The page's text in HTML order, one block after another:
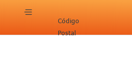
Código
Postal